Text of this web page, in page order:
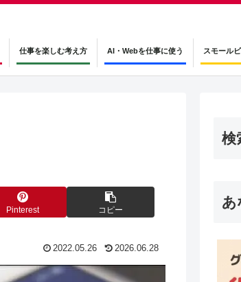
仕事を楽しむ考え方 AI・Webを仕事に使う スモール
Pinterest コピー
2022.05.26 2026.06.28
検
あ